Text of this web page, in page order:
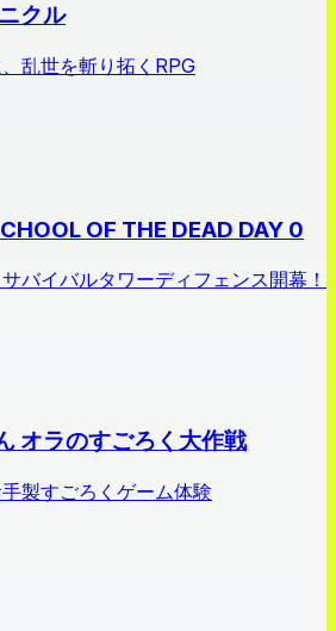
クル
乱世を斬り拓くRPG
OF THE DEAD DAY 0
バイバルタワーディフェンス開幕！
オラのすごろく大作戦
製すごろくゲーム体験